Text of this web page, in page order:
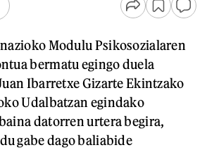
Modulu Psikosozialaren
bermatu egingo duela
Ibarretxe Gizarte Ekintzako
Udalbatzan egindako
datorren urtera begira,
gabe dago baliabide